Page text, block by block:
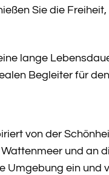
Sie die
lange
Begleiter für
von der
und an
Umgebung ein und